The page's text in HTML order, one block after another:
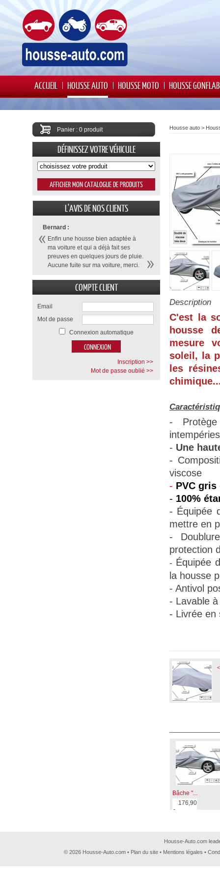
ACCUEIL HOUSSE AUTO HOUSSE MOTO HOUSSE
Housse auto >
Description
C'est la
housse
mesure
soleil, la
les
-
- Une
-
viscose
- PVC gris
- 100%
- Équipée
mettre en
-
protection
- Équipée
la housse
- Antivol
- Lavable
- Livrée en
Bâche "...
176,90
€
Panier : 0 produit
DÉFINISSEZ VOTRE VÉHICULE
L'AVIS DE NOS CLIENTS
Bernard :
Enfin une housse bien adaptée à
ma voiture et qui a déjà fait ses
preuves en quelques jours de pluie.
Aucune fuite sur ma voiture, merci.
COMPTE CLIENT
Email
Mot de passe
Connexion automatique
Inscription >>
Mot de passe oublié >>
Housse-Auto.com
© 2026 Housse-Auto.com • Plan du site • Mentions légales •